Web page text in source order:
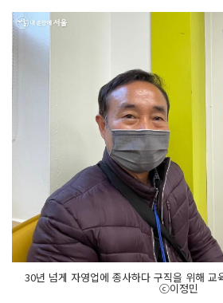
30년 넘게 자영업에 종사하다 구직을 위해 교
ⓒ이정민